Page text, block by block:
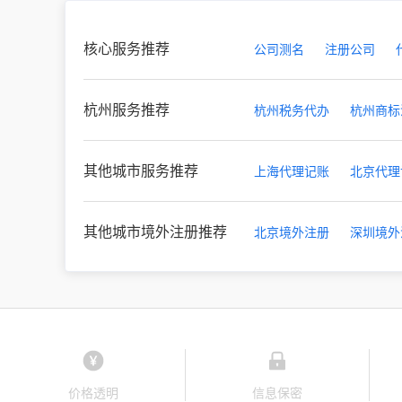
核心服务推荐 公司测名 注册公司
杭州服务推荐 杭州税务代办 杭州商
其他城市服务推荐 上海代理记账 北京代
其他城市境外注册推荐 北京境外注册 深圳境
价格透明 信息保密